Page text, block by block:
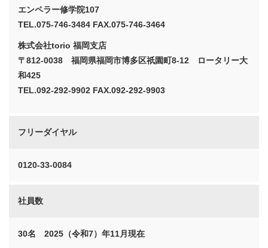
エンペラー修学院107
TEL.075-746-3484 FAX.075-746-3464
株式会社torio 福岡支店
〒812-0038 福岡県福岡市博多区祇園町8-12 ロータリー大
和425
TEL.092-292-9902 FAX.092-292-9903
フリーダイヤル
0120-33-0084
社員数
30名 2025（令和7）年11月現在